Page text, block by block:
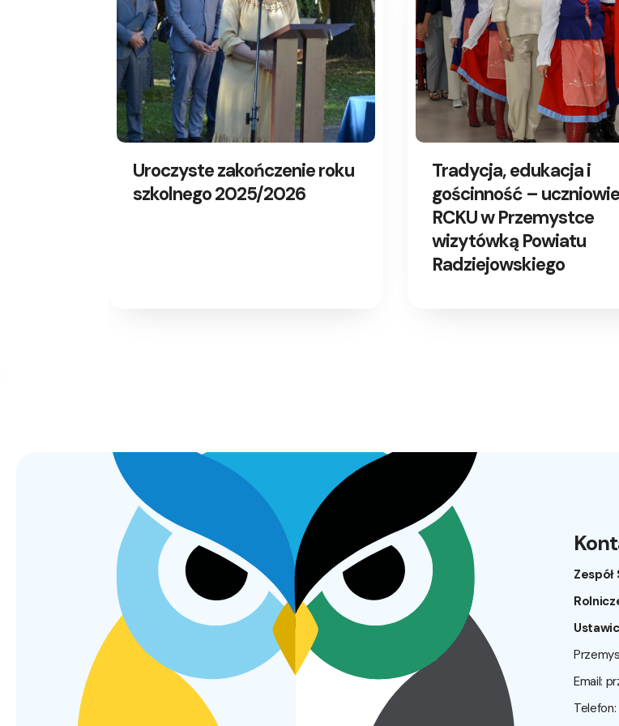
Uroczyste zakończenie roku
szkolnego 2025/2026
Tradycja, edukacja i
gościnność –
RCKU w Przemystce
wizytówką Powiatu
Radziejowskiego
Zespół
Email: